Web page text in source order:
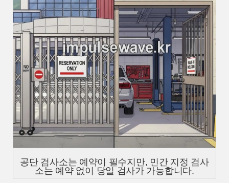
공단 검사소는 예약이 필수지만, 민간 지정 검사
소는 예약 없이 당일 검사가 가능합니다.